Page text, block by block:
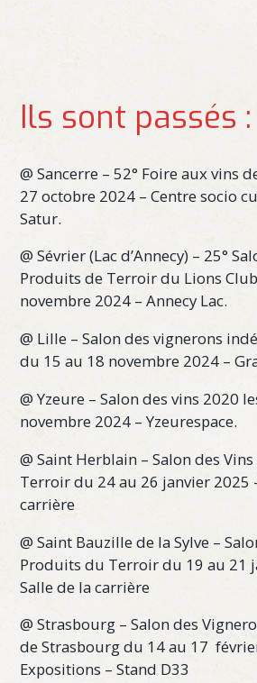
Ils sont passés :
@ Sancerre – 52° Foire aux vins
27 octobre 2024 – Centre socio
Satur.
@ Sévrier (Lac d’Annecy) – 25°
Produits de Terroir du Lions
novembre 2024 – Annecy Lac.
@ Lille – Salon des vignerons
du 15 au 18 novembre 2024 –
@ Yzeure – Salon des vins 2020
novembre 2024 – Yzeurespace.
@ Saint Herblain – Salon des
Terroir du 24 au 26 janvier 2025
carrière
@ Saint Bauzille de la Sylve –
Produits du Terroir du 19 au 21
Salle de la carrière
@ Strasbourg – Salon des
de Strasbourg du 14 au 17
Expositions – Stand D33